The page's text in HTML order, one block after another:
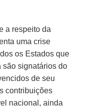
a respeito da
uma crise
os Estados que
são signatários do
de seu
contribuições
nacional, ainda